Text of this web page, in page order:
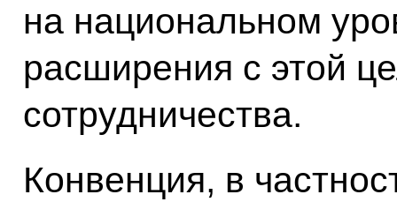
на национальном
расширения с этой
сотрудничества.
Конвенция, в